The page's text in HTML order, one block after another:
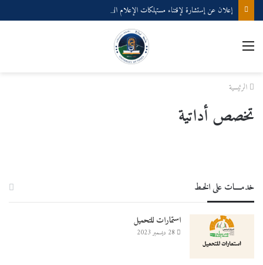
إعلان عن إستشارة لإقتناء مستهلكات الإعلام الألي
القائمة
الرئيسية
تخصص أداتية
خدمــــات على الخـط
استمارات للتحميل
28 ديسمبر 2023